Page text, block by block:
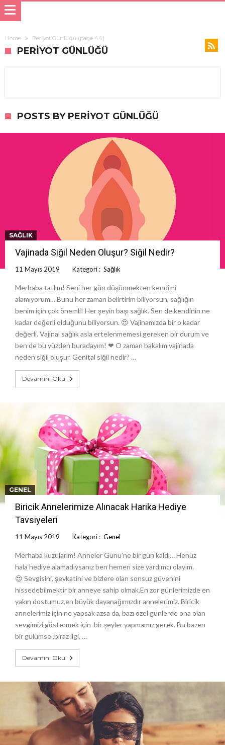
Home Periyot Günlüğü (page 44)
PERIYOT GÜNLÜĞÜ
POSTS BY PERIYOT GÜNLÜĞÜ
SAĞLIK
Vajinada Siğil Neden Oluşur? Siğil Nedir?
11 Mayıs 2019 Kategori : Sağlık
Merhaba tatlım! Seni her gün düşünmekten kendimi
alamıyorum… Bunu her zaman belirtirim biliyorsun, sağlığın
benim için çok önemli! Her şeyin başı sağlık. Sen de kendinin ne
kadar değerli olduğunu biliyorsun. 😍 Vajinamızda bir o kadar
değerli. Vajinal sağlık asla ertelenmemesi gereken bir durum ve
ben de bu yüzden buradayım! ❤ O zaman bakalım vajinada
neden siğil oluşur. Genital siğil nedir? …
Devamını Oku
GENEL
Biricik Annelerimize Alınacak Harika Hediye
Tavsiyeleri
11 Mayıs 2019 Kategori : Genel
Merhaba kuzularım! Anneler Günü’ne bir gün kaldı… Henüz
hala hediye alamadıysanız ben hemen size yardımcı olayım.
😍 Sevgisini, şevkatini ve bizlere olan sonsuz güvenini
hissedebilmektir bir anneye sahip olmak.En zor günlerimizde en
yakın dostumuz,en büyük dayanağımızdır annelerimiz. Biricik
annelerimiz için ne yapsak azsa da, bazı özel günlerde ona olan
sevgimizi göstermek için bir şeyler yapmamız gerek. Bu bazen
bir gülümse ,biraz ilgi, …
Devamını Oku